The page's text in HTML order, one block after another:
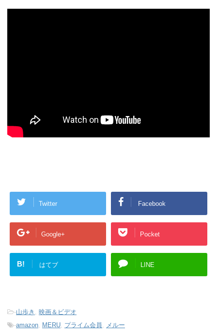
Twitter Facebook
Google+ Pocket
B! はてブ LINE
-山歩き , 映画＆ビデオ
-amazon, MERU, プライム会員 , メルー